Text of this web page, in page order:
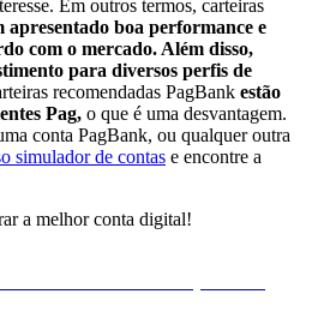
Em outros termos, carteiras
apresentado boa performance e
com o mercado. Além disso,
para diversos perfis de
recomendadas PagBank estão
Pag, o que é uma desvantagem.
conta PagBank, ou qualquer outra
simulador de contas e encontre a
a melhor conta digital!